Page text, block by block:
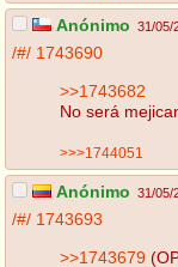
Anónimo 31/05/
/#/ 1743690
>>1743682
No será
>>>1744051
Anónimo 31/05/
/#/ 1743693
>>1743679